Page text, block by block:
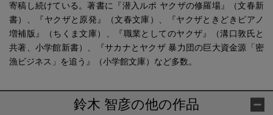
寄稿し続けている。著書に『潜入ルポ ヤクザの修羅場』（文春新
書）、『ヤクザと原発』（文春文庫）、『ヤクザときどきピアノ
増補版』（ちくま文庫）、『職業としてのヤクザ』（溝口敦氏と
共著、小学館新書）、『サカナとヤクザ 暴力団の巨大資金源「密
漁ビジネス」を追う』（小学館文庫）など多数。
鈴木 智彦の他の作品